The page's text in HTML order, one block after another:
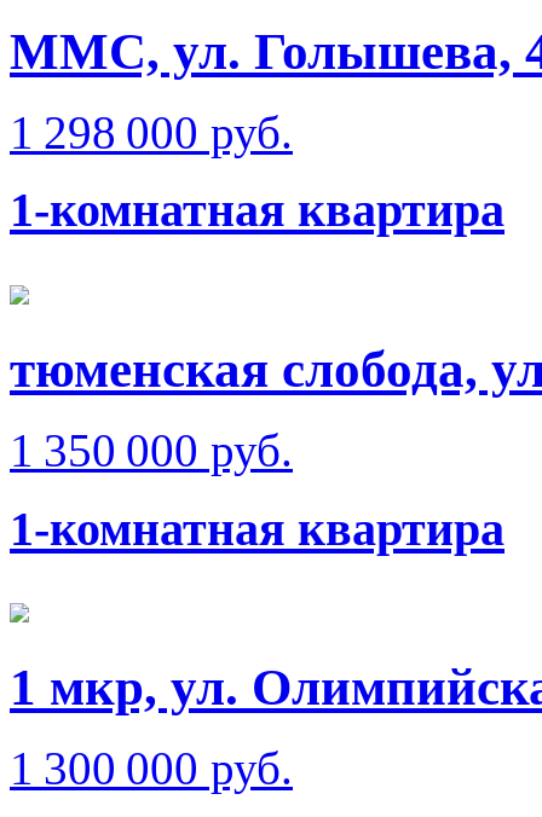
ММС, ул. Голышева,
1 298 000 руб.
1-комнатная квартира
тюменская слобода,
1 350 000 руб.
1-комнатная квартира
1 мкр, ул.
1 300 000 руб.